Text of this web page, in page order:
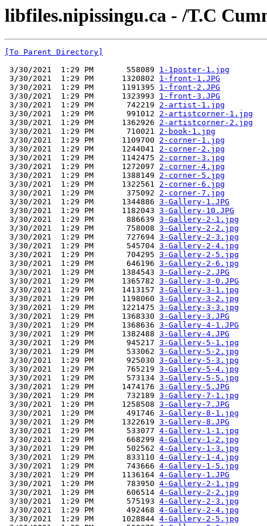
libfiles.nipissingu.ca - /T.C
[To Parent Directory]
3/30/2021  1:29 PM       558089 1-1poster-1.jpg
3/30/2021  1:29 PM      1320802 1-front-1.JPG
3/30/2021  1:29 PM      1191395 1-front-2.JPG
3/30/2021  1:29 PM      1323993 1-front-3.JPG
3/30/2021  1:29 PM       742219 2-artist-1.jpg
3/30/2021  1:29 PM       991012 2-artistcorner-1.jpg
3/30/2021  1:29 PM      1362926 2-artistcorner-2.jpg
3/30/2021  1:29 PM       710021 2-book-1.jpg
3/30/2021  1:29 PM      1109700 2-corner-1.jpg
3/30/2021  1:29 PM      1244041 2-corner-2.jpg
3/30/2021  1:29 PM      1142475 2-corner-3.jpg
3/30/2021  1:29 PM      1272097 2-corner-4.jpg
3/30/2021  1:29 PM      1388149 2-corner-5.jpg
3/30/2021  1:29 PM      1322561 2-corner-6.jpg
3/30/2021  1:29 PM       375092 2-corner-7.jpg
3/30/2021  1:29 PM      1344886 3-Gallery-1.JPG
3/30/2021  1:29 PM      1182043 3-Gallery-10.JPG
3/30/2021  1:29 PM       886639 3-Gallery-2-1.jpg
3/30/2021  1:29 PM       758008 3-Gallery-2-2.jpg
3/30/2021  1:29 PM       727694 3-Gallery-2-3.jpg
3/30/2021  1:29 PM       545704 3-Gallery-2-4.jpg
3/30/2021  1:29 PM       704295 3-Gallery-2-5.jpg
3/30/2021  1:29 PM       646196 3-Gallery-2-6.jpg
3/30/2021  1:29 PM      1384543 3-Gallery-2.JPG
3/30/2021  1:29 PM      1365782 3-Gallery-3-0.JPG
3/30/2021  1:29 PM      1413157 3-Gallery-3-1.jpg
3/30/2021  1:29 PM      1198060 3-Gallery-3-2.jpg
3/30/2021  1:29 PM      1221475 3-Gallery-3-3.jpg
3/30/2021  1:29 PM      1368330 3-Gallery-3.JPG
3/30/2021  1:29 PM      1368636 3-Gallery-4-1.JPG
3/30/2021  1:29 PM      1382488 3-Gallery-4.JPG
3/30/2021  1:29 PM       945217 3-Gallery-5-1.jpg
3/30/2021  1:29 PM       533062 3-Gallery-5-2.jpg
3/30/2021  1:29 PM       925030 3-Gallery-5-3.jpg
3/30/2021  1:29 PM       765219 3-Gallery-5-4.jpg
3/30/2021  1:29 PM       573134 3-Gallery-5-5.jpg
3/30/2021  1:29 PM      1474176 3-Gallery-5.JPG
3/30/2021  1:29 PM       732189 3-Gallery-7-1.jpg
3/30/2021  1:29 PM      1258508 3-Gallery-7.JPG
3/30/2021  1:29 PM       491746 3-Gallery-8-1.jpg
3/30/2021  1:29 PM      1322619 3-Gallery-8.JPG
3/30/2021  1:29 PM       533077 4-Gallery-1-1.jpg
3/30/2021  1:29 PM       668299 4-Gallery-1-2.jpg
3/30/2021  1:29 PM       502562 4-Gallery-1-3.jpg
3/30/2021  1:29 PM       833110 4-Gallery-1-4.jpg
3/30/2021  1:29 PM       743666 4-Gallery-1-5.jpg
3/30/2021  1:29 PM      1136164 4-Gallery-1.JPG
3/30/2021  1:29 PM       783950 4-Gallery-2-1.jpg
3/30/2021  1:29 PM       606514 4-Gallery-2-2.jpg
3/30/2021  1:29 PM       575193 4-Gallery-2-3.jpg
3/30/2021  1:29 PM       492468 4-Gallery-2-4.jpg
3/30/2021  1:29 PM      1028844 4-Gallery-2-5.jpg